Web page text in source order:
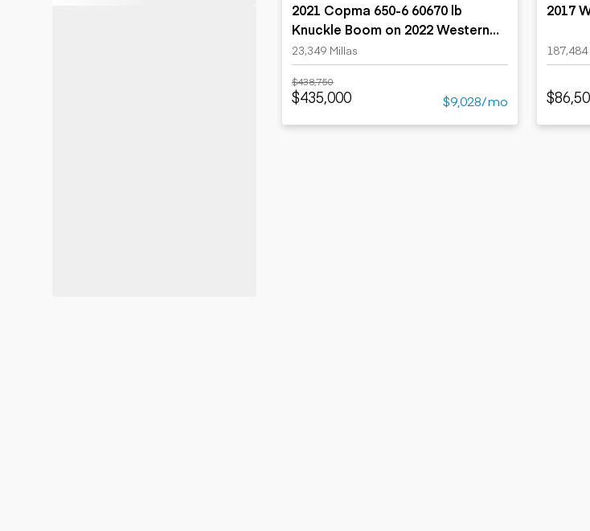
2021 Copma 650-6 60670 lb
Knuckle Boom on 2022 Western
Star 4700SB 8x4 Truck
23,349 Millas
$438,750
$435,000 $9,028/mo
2017